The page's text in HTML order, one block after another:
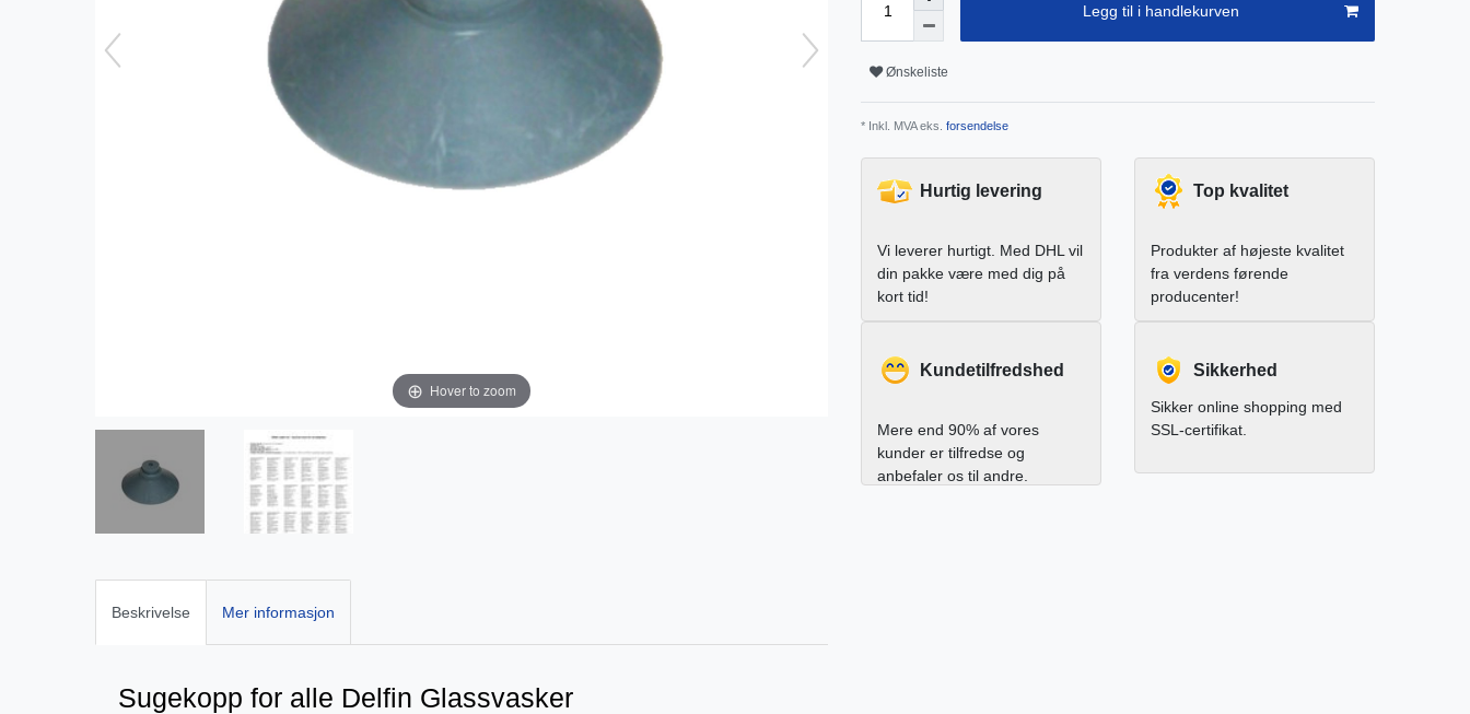
Hover to zoom
Beskrivelse Mer informasjon
Sugekopp for alle Delfin Glassvasker
Legg til i handlekurven
Ønskeliste
* Inkl. MVA eks. forsendelse
Hurtig levering
Vi leverer hurtigt. Med DHL vil
din pakke være med dig på
kort tid!
Top kvalitet
Produkter af højeste kvalitet
fra verdens førende
producenter!
Kundetilfredshed
Mere end 90% af vores
kunder er tilfredse og
anbefaler os til andre.
Sikkerhed
Sikker online shopping med
SSL-certifikat.